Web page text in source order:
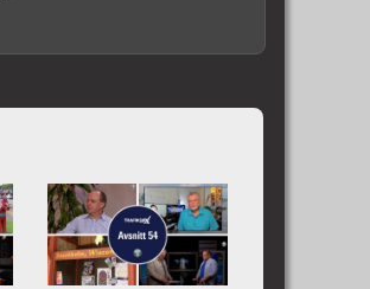
55
Trafikdax avsnitt
54